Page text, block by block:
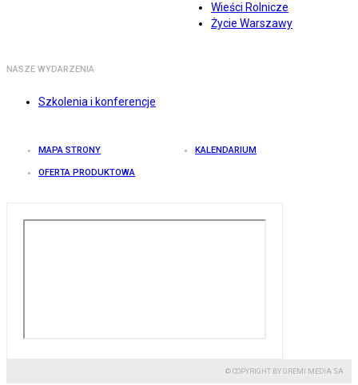
Wieści Rolnicze
Życie Warszawy
NASZE WYDARZENIA
Szkolenia i konferencje
MAPA STRONY KALENDARIUM
OFERTA PRODUKTOWA
© COPYRIGHT BY GREMI MEDIA SA